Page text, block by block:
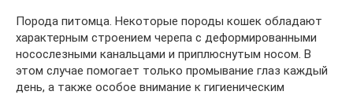
Порода питомца. Некоторые породы кошек обладают
характерным строением черепа с деформированными
носослезными канальцами и приплюснутым носом. В
этом случае помогает только промывание глаз каждый
день, а также особое внимание к гигиеническим